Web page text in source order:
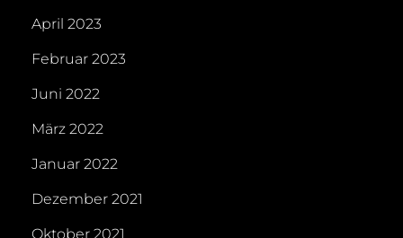
April 2023
Februar 2023
Juni 2022
März 2022
Januar 2022
Dezember 2021
Oktober 2021